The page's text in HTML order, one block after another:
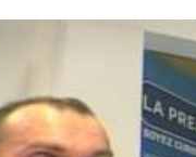
2021 ]
UE, L'accord